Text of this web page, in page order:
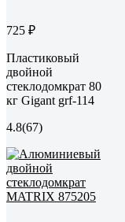
725 ₽
Пластиковый
двойной
стеклодомкрат 80
кг Gigant grf-114
4.8(67)